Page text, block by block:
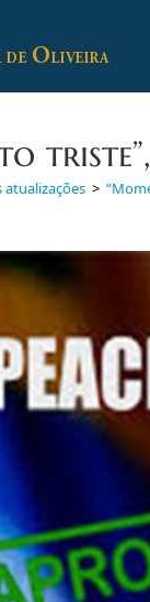
DE OLIVEIRA
atualizações >